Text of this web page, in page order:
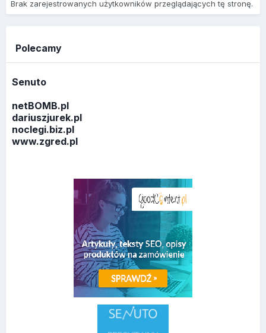
Brak zarejestrowanych użytkowników przeglądających tę stronę.
Polecamy
Senuto
netBOMB.pl
dariuszjurek.pl
noclegi.biz.pl
www.zgred.pl